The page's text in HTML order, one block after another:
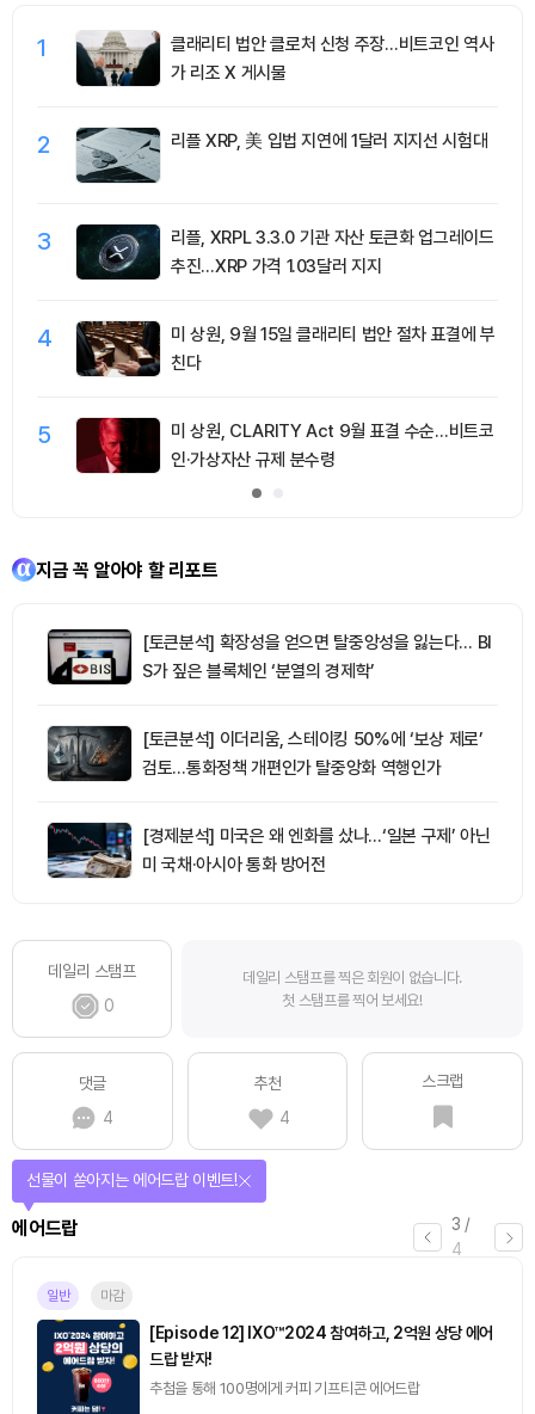
1
클래리티 법안 클로처 신청 주장…비트코인 역사
가 리조 X 게시물
2 리플 XRP, 美 입법 지연에 1달러 지지선 시험대
3
리플, XRPL 3.3.0 기관 자산 토큰화 업그레이드
추진…XRP 가격 1.03달러 지지
4
미 상원, 9월 15일 클래리티 법안 절차 표결에 부
친다
5
미 상원, CLARITY Act 9월 표결 수순…비트코
인·가상자산 규제 분수령
지금 꼭 알아야 할 리포트
[토큰분석] 확장성을 얻으면 탈중앙성을 잃는다… BI
S가 짚은 블록체인 ‘분열의 경제학’
[토큰분석] 이더리움, 스테이킹 50%에 ‘보상 제로’
검토…통화정책 개편인가 탈중앙화 역행인가
[경제분석] 미국은 왜 엔화를 샀나…‘일본 구제’ 아닌
미 국채·아시아 통화 방어전
데일리 스탬프
0
데일리 스탬프를 찍은 회원이 없습니다.
첫 스탬프를 찍어 보세요!
댓글
4
추천
4
스크랩
3 /
4
에어드랍
선물이 쏟아지는 에어드랍 이벤트!
일반 마감
[Episode 12] IXO™2024 참여하고, 2억원 상당 에어
드랍 받자!
추첨을 통해 100명에게 커피 기프티콘 에어드랍